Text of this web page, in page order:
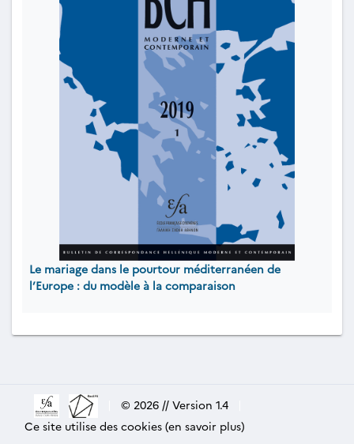
Le mariage dans le pourtour méditerranéen de
l’Europe : du modèle à la comparaison
© 2026 // Version 1.4
Ce site utilise des cookies (en savoir plus)